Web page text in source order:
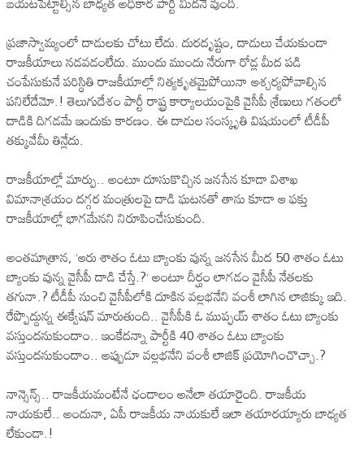
ప్రజాస్వామ్యంలో దాడులకు చోటు లేదు. దురదృష్టం, దాడులు చేయకుండా
రాజకీయాలు నడవడంలేదు. ముందు ముందు నేరుగా రోడ్ల మీద పడి
చంపేసుకునే పరిస్థితి రాజకీయాల్లో నిత్యకృతమైపోయినా ఆశ్చర్యపోవాల్సిన
పనిలేదేమో.! తెలుగుదేశం పార్టీ రాష్ట్ర కార్యాలయంపైకి వైసీపీ శ్రేణులు గతంలో
దాడికి దిగడమే ఇందుకు కారణం. ఈ దాడుల సంస్కృతి విషయంలో టీడీపీ
తక్కువేమీ తిన్లేదు.
రాజకీయాల్లో మార్పు.. అంటూ దూసుకొచ్చిన జనసేన కూడా విశాఖ
విమానాశ్రయం దగ్గర మంత్రులపై దాడి ఘటనతో తాను కూడా ఆ ఫక్తు
రాజకీయాల్లో భాగమేనని నిరూపించేసుకుంది.
అంతమాత్రాన, ‘ఆరు శాతం ఓటు బ్యాంకు వున్న జనసేన మీద 50 శాతం ఓటు
బ్యాంకు వున్న వైసీపీ దాడి చేస్తే.?’ అంటూ దీర్ఘం లాగడం వైసీపీ నేతలకు
తగునా.? టీడీపీ నుంచి వైసీపీలోకి దూకిన వల్లభనేని వంశీ లాగిన లాజిక్కు ఇది.
రేప్పొద్దున్న ఈక్వేషన్ మారుతుంది.. వైసీపీకి ఓ ముప్ఫయ్ శాతం ఓటు బ్యాంకు
వస్తుందనుకుందాం.. ఇంకేదన్నా పార్టీకి 40 శాతం ఓటు బ్యాంకు
వస్తుందనుకుందాం.. అప్పుడూ వల్లభనేని వంశీ లాజిక్ ప్రయోగించొచ్చా.?
నాన్సెన్స్.. రాజకీయమంటేనే ఛండాలం అనేలా తయారైంది. రాజకీయ
నాయకులే.. అందునా, ఏపీ రాజకీయ నాయకులే ఇలా తయారయ్యారు బాధ్యత
లేకుండా.!